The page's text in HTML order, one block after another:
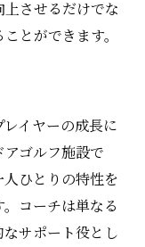
させるだけでな
とができます。
イヤーの成長に
ゴルフ施設で
ひとりの特性を
コーチは単なる
サポート役とし